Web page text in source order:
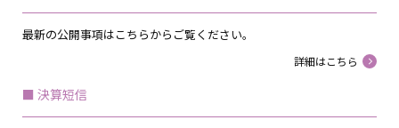
最新の公開事項はこちらからご覧ください。
詳細はこちら
決算短信